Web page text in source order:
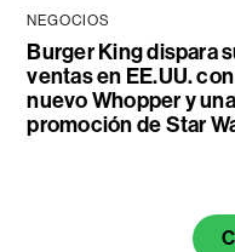
NEGOCIOS
Burger King dispara
ventas en EE.UU.
nuevo Whopper y una
promoción de Star